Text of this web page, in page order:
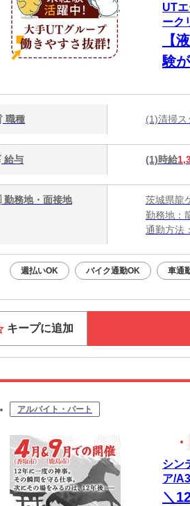
UT
ーク
【
験
職種 (1)清掃
給与 (1)時給
勤務地・面接地
茨城県龍
勤務地：
通勤方法
※構内の
週払いOK バイク通勤OK 車通
キープに追加
アルバイト・パート
シン
ア/
＼